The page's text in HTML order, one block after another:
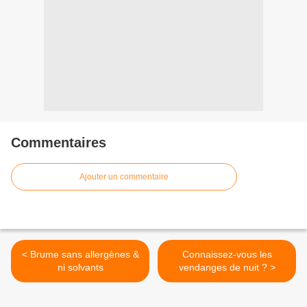
Commentaires
Ajouter un commentaire
< Brume sans allergènes &
ni solvants
Connaissez-vous les
vendanges de nuit ? >